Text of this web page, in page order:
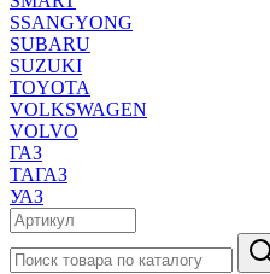
SSANGYONG
SUBARU
SUZUKI
TOYOTA
VOLKSWAGEN
VOLVO
ГАЗ
ТАГАЗ
УАЗ